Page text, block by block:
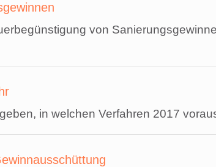
von
in welchen Verfahren 2017